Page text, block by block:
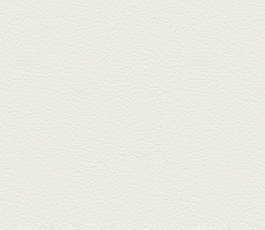
た「創作ダイニング真」へ。暑
い夏...
2025年6月13日放送
ﾊﾓの季節野菜あんかけ＆
どんぐりﾎﾟｰｸ西京焼き
西銀座通り、若き和の料理人の
名店「旬味こさか」で夏の味を
堪能...
2025年5月23日放送
明太もちチーズもんじゃ
銀座中通りで深夜３時まで営業
している「もんじゃ焼きかめの
や」...
2025年5月2日放送
ミックス水餃子＆麻婆豆
腐
新水前寺駅そばの人気店「中華